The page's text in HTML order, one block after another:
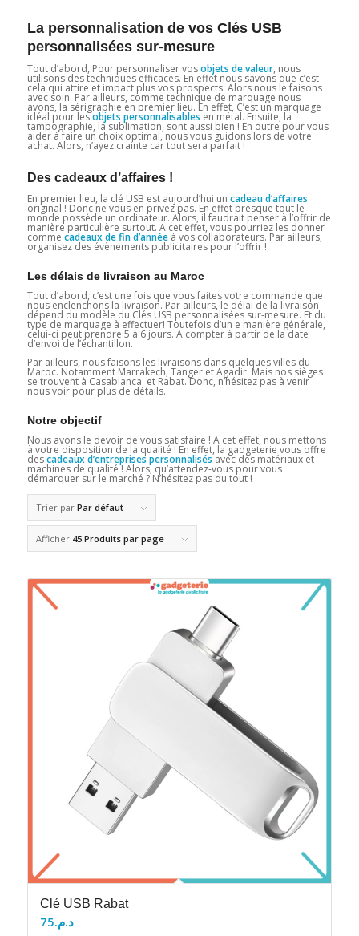
La personnalisation de vos Clés USB
personnalisées sur-mesure
Tout d’abord, Pour personnaliser vosobjets de valeur, nous
utilisons des techniques efficaces. En effet nous savons que c’est
cela qui attire et impact plus vos prospects. Alors nous le faisons
avec soin. Par ailleurs, comme technique de marquage nous
avons, la sérigraphie en premier lieu. En effet, C’est un marquage
idéal pour lesobjets personnalisables en métal. Ensuite, la
tampographie, la sublimation, sont aussi bien ! En outre pour vous
aider à faire un choix optimal, nous vous guidons lors de votre
achat. Alors, n’ayez crainte car tout sera parfait !
Des cadeaux d’affaires !
En premier lieu, la clé USB est aujourd’hui un cadeau d’affaires
original ! Donc ne vous en privez pas. En effet presque tout le
monde possède un ordinateur. Alors, il faudrait penser à l’offrir de
manière particulière surtout. A cet effet, vous pourriez les donner
comme cadeaux de fin d’annéeà vos collaborateurs. Par ailleurs,
organisez des évènements publicitaires pour l’offrir !
Les délais de livraison au Maroc
Tout d’abord, c’est une fois que vous faites votre commande que
nous enclenchons la livraison. Par ailleurs, le délai de la livraison
dépend du modèle du Clés USB personnalisées sur-mesure. Et du
type de marquage à effectuer! Toutefois d’un e manière générale,
celui-ci peut prendre 5 à 6 jours. A compter à partir de la date
d’envoi de l’échantillon.
Par ailleurs, nous faisons les livraisons dans quelques villes du
Maroc. Notamment Marrakech, Tanger et Agadir. Mais nos sièges
se trouvent à Casablanca et Rabat. Donc, n’hésitez pas à venir
nous voir pour plus de détails.
Notre objectif
Nous avons le devoir de vous satisfaire ! A cet effet, nous mettons
à votre disposition de la qualité ! En effet, la gadgeterie vous offre
descadeaux d’entreprises personnalisésavec des matériaux et
machines de qualité ! Alors, qu’attendez-vous pour vous
démarquer sur le marché ? N’hésitez pas du tout !
Trier par Par défaut
Afficher 45 Produits par page
Clé USB Rabat
د.م.75